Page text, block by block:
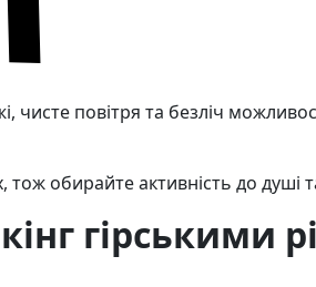
чисте повітря та безліч
обирайте активність до душі
гірськими